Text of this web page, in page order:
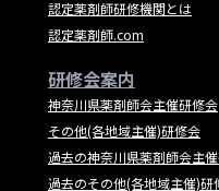
認定薬剤師研修機関とは
認定薬剤師.com
研修会案内
神奈川県薬剤師会主催研修会
その他(各地域主催)研修会
過去の神奈川県薬剤師会主
過去のその他(各地域主催)研